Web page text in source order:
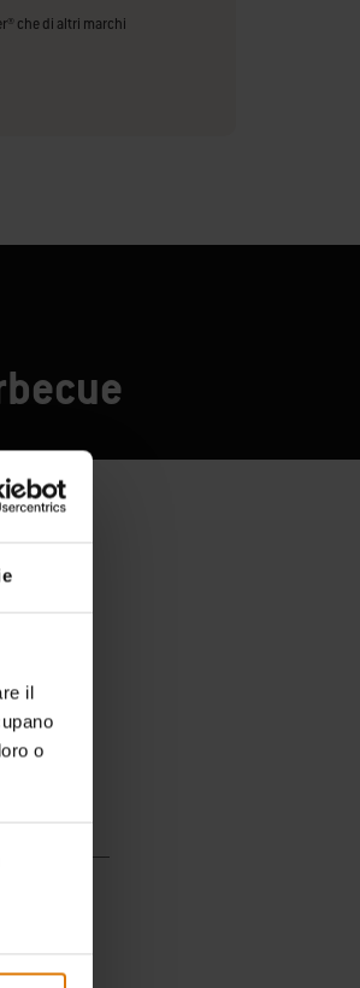
il
o
che di altri marchi